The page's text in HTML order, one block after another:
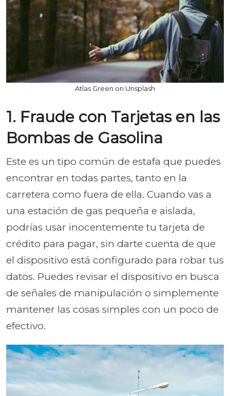
Atlas Green on Unsplash
1. Fraude con Tarjetas en las
Bombas de Gasolina
Este es un tipo común de estafa que puedes
encontrar en todas partes, tanto en la
carretera como fuera de ella. Cuando vas a
una estación de gas pequeña e aislada,
podrías usar inocentemente tu tarjeta de
crédito para pagar, sin darte cuenta de que
el dispositivo está configurado para robar tus
datos. Puedes revisar el dispositivo en busca
de señales de manipulación o simplemente
mantener las cosas simples con un poco de
efectivo.